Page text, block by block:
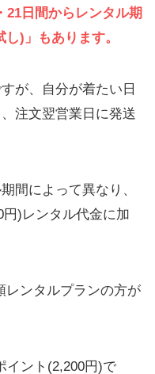
21日間からレンタル期
)」もあります。
が、自分が着たい日
注文翌営業日に発送
間によって異なり、
)レンタル代金に加
レンタルプランの方が
イント(2,200円)で